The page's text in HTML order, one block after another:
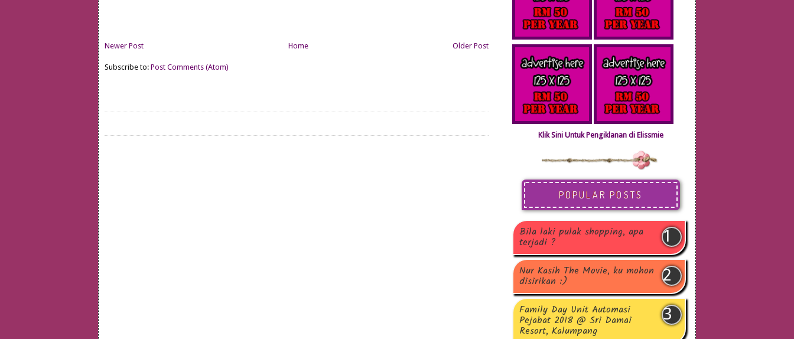
Newer Post Older Post
Home
Subscribe to: Post Comments (Atom)
Klik Sini Untuk Pengiklanan di Elissmie
POPULAR POSTS
Bila laki pulak shopping, apa
terjadi ?
Nur Kasih The Movie, ku mohon
disirikan :)
Family Day Unit Automasi
Pejabat 2018 @ Sri Damai
Resort, Kalumpang